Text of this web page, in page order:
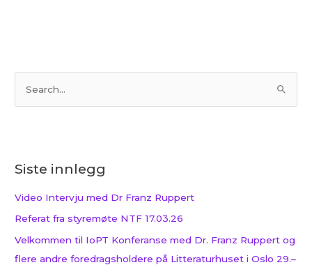
t
r
:
Siste innlegg
Video Intervju med Dr Franz Ruppert
Referat fra styremøte NTF 17.03.26
Velkommen til IoPT Konferanse med Dr. Franz Ruppert og
flere andre foredragsholdere på Litteraturhuset i Oslo 29.–